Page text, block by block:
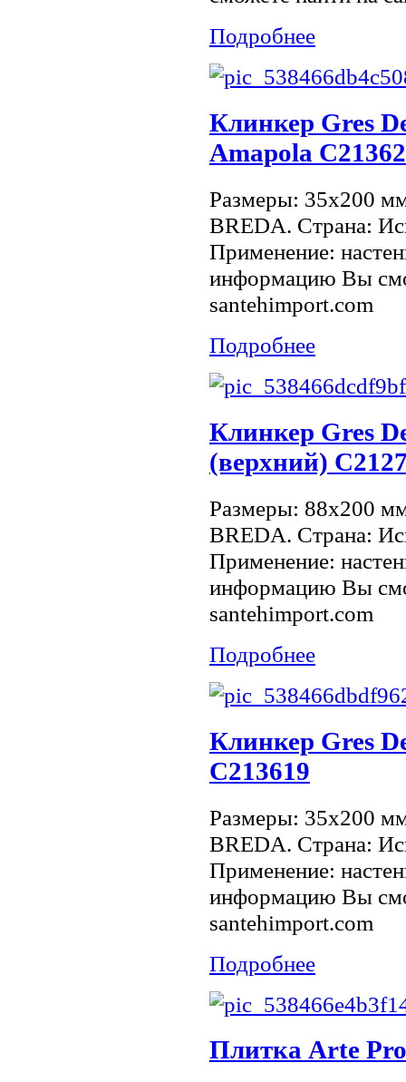
Подробнее
Клинкер Gres
Amapola
Размеры: 35x200
BREDA. Страна:
Применение:
информацию Вы
santehimport.com
Подробнее
Клинкер Gres
(верхний)
Размеры: 88x200
BREDA. Страна:
Применение:
информацию Вы
santehimport.com
Подробнее
Клинкер Gres
C213619
Размеры: 35x200
BREDA. Страна:
Применение:
информацию Вы
santehimport.com
Подробнее
Плитка Arte